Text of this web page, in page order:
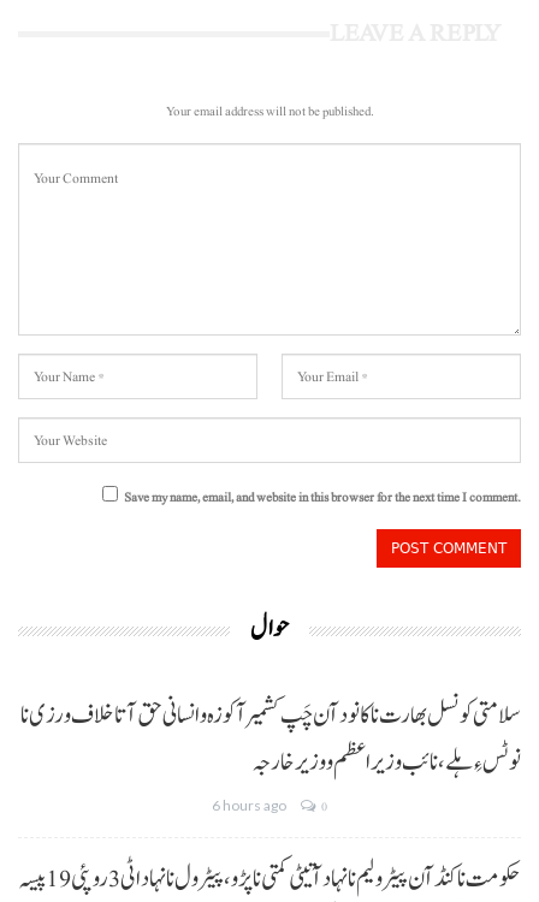
Your email address will not be published.
Save my name, email, and website in this browser for the next time I comment.
حوال
سلامتی کونسل بھارت نا کانود آن چَپ کشمیر آ کوزہ و انسانی حق آتا خلاف ورزی نا
نوٹس ءِ ہلے،نائب وزیراعظم و وزیر خارجہ
6 hours ago 0
حکومت نا کنڈ آن پیٹرولیم نا نہاد آتیٹی کمتی نا پڑو،پیٹرول نا نہاد اٹی 3 روپئی 19 پیسہ